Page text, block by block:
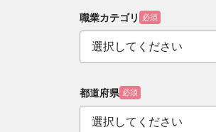
職業カテゴリ 必須
都道府県 必須